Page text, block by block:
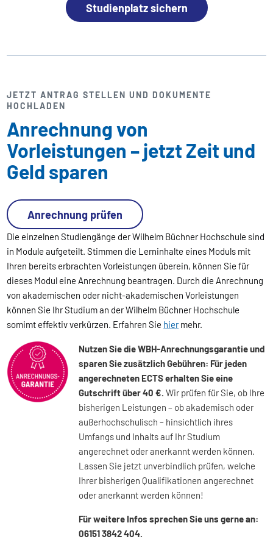
Studienplatz sichern
JETZT ANTRAG STELLEN UND DOKUMENTE
HOCHLADEN
Anrechnung von
Vorleistungen – jetzt Zeit und
Geld sparen
Die einzelnen Studiengänge der Wilhelm Büchner Hochschule sind
in Module aufgeteilt. Stimmen die Lerninhalte eines Moduls mit
Ihren bereits erbrachten Vorleistungen überein, können Sie für
dieses Modul eine Anrechnung beantragen. Durch die Anrechnung
von akademischen oder nicht-akademischen Vorleistungen
können Sie Ihr Studium an der Wilhelm Büchner Hochschule
somimt effektiv verkürzen. Erfahren Sie hiermehr.
Nutzen Sie die WBH-Anrechnungsgarantie und
sparen Sie zusätzlich Gebühren: Für jeden
angerechneten ECTS erhalten Sie eine
Gutschrift über 40 €.Wir prüfen für Sie, ob Ihre
bisherigen Leistungen – ob akademisch oder
außerhochschulisch – hinsichtlich ihres
Umfangs und Inhalts auf Ihr Studium
angerechnet oder anerkannt werden können.
Lassen Sie jetzt unverbindlich prüfen, welche
Ihrer bisherigen Qualifikationen angerechnet
oder anerkannt werden können!
Für weitere Infos sprechen Sie uns gerne an:
06151 3842 404.
Anrechnung prüfen